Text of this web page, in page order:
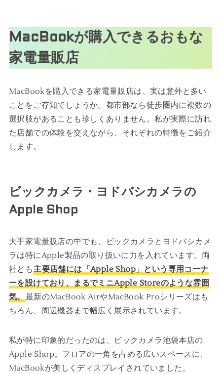
MacBookが購入できるおもな
家電量販店
MacBookを購入できる家電量販店は、実は意外と多い
ことをご存知でしょうか。都市部なら徒歩圏内に複数の
選択肢があることも珍しくありません。私が実際に訪れ
た店舗での体験を交えながら、それぞれの特徴をご紹介
します。
ビックカメラ・ヨドバシカメラの
Apple Shop
大手家電量販店の中でも、ビックカメラとヨドバシカメ
ラは特にApple製品の取り扱いに力を入れています。両
社とも主要店舗には「Apple Shop」という専用コーナ
ーを設けており、まるでミニApple Storeのような雰囲
気。最新のMacBook AirやMacBook Proシリーズはも
ちろん、周辺機器まで幅広く展示されています。
私が特に印象的だったのは、ビックカメラ池袋本店の
Apple Shop。フロアの一角を占める広いスペースに、
MacBookが美しくディスプレイされていました。